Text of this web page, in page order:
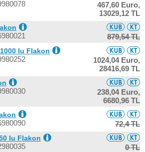
467,60 Euro,
13029,12 TL
879,54 TL
Iu Flakon
1024,04 Euro,
28416,69 TL
238,04 Euro,
6680,96 TL
72,4 TL
Iu Flakon
0 TL